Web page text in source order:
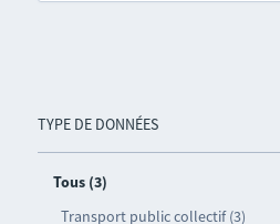
TYPE DE DONNÉES
Tous (3)
Transport public collectif (3)